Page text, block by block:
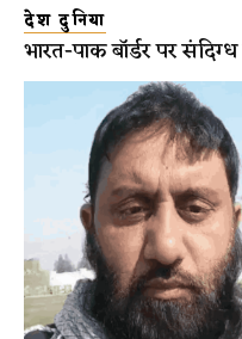
देश दुनिया
भारत-पाक बॉर्डर पर